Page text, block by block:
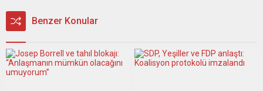
Benzer Konular